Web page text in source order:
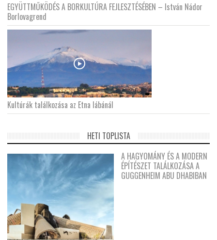
EGYÜTTMŰKÖDÉS A BORKULTÚRA FEJLESZTÉSÉBEN – István Nádor
Borlovagrend
Kultúrák találkozása az Etna lábánál
HETI TOPLISTA
A HAGYOMÁNY ÉS A MODERN
ÉPÍTÉSZET TALÁLKOZÁSA A
GUGGENHEIM ABU DHABIBAN